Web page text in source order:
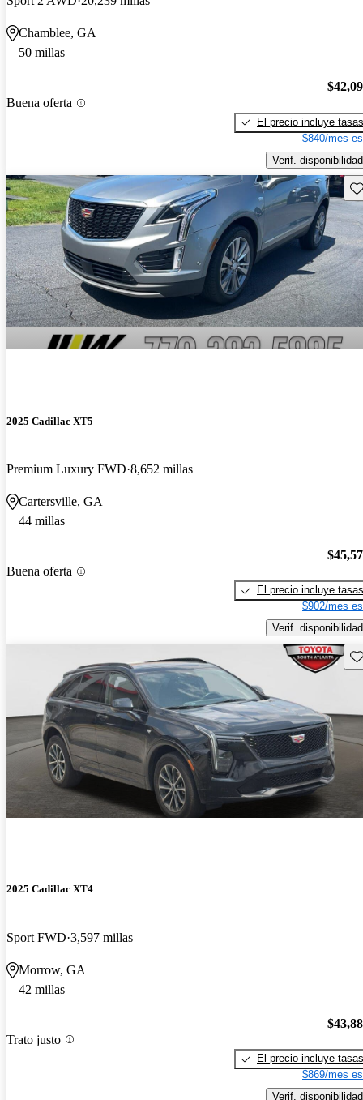
Chamblee, GA
50 millas
Buena oferta
El precio incluye tasas
$840/mes
Verif. disponibilidad
2025 Cadillac XT5
Premium Luxury FWD 8,652 millas
Cartersville, GA
44 millas
Buena oferta
El precio incluye tasas
$902/mes
Verif. disponibilidad
2025 Cadillac XT4
Sport FWD 3,597 millas
Morrow, GA
42 millas
Trato justo
El precio incluye tasas
$869/mes
Verif. disponibilidad